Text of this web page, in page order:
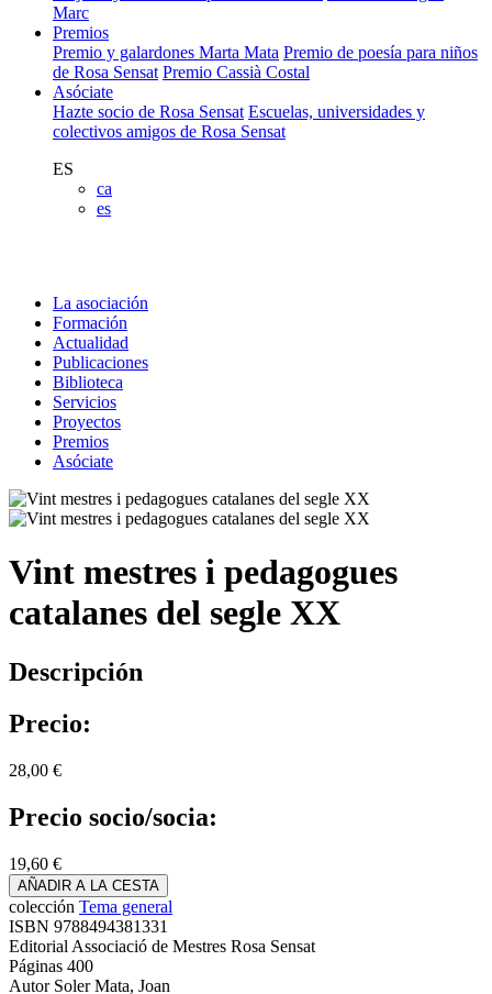
Marc
Premios
Premio y galardones Marta Mata Premio de poesía para niños
de Rosa Sensat Premio Cassià Costal
Asóciate
Hazte socio de Rosa Sensat Escuelas, universidades y
colectivos amigos de Rosa Sensat
ES
ca
es
La asociación
Formación
Actualidad
Publicaciones
Biblioteca
Servicios
Proyectos
Premios
Asóciate
Vint mestres i pedagogues
catalanes del segle XX
Descripción
Precio:
28,00 €
Precio socio/socia:
19,60 €
AÑADIR A LA CESTA
colección Tema general
ISBN 9788494381331
Editorial Associació de Mestres Rosa Sensat
Páginas 400
Autor Soler Mata, Joan